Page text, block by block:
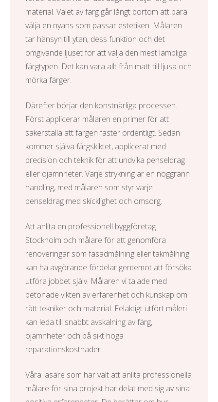
material. Valet av färg går långt bortom att bara
välja en nyans som passar estetiken. Målaren
tar hänsyn till ytan, dess funktion och det
omgivande ljuset för att välja den mest lämpliga
färgtypen. Det kan vara allt från matt till ljusa och
mörka färger.
Därefter börjar den konstnärliga processen.
Först applicerar målaren en primer för att
säkerställa att färgen fäster ordentligt. Sedan
kommer själva färgskiktet, applicerat med
precision och teknik för att undvika penseldrag
eller ojämnheter. Varje strykning är en noggrann
handling, med målaren som styr varje
penseldrag med skicklighet och omsorg.
Att anlita en professionell byggföretag
Stockholm och målare för att genomföra
renoveringar som fasadmålning eller takmålning
kan ha avgörande fördelar gentemot att försöka
utföra jobbet själv. Målaren vi talade med
betonade vikten av erfarenhet och kunskap om
rätt tekniker och material. Felaktigt utfört måleri
kan leda till snabbt avskalning av färg,
ojämnheter och på sikt höga
reparationskostnader.
Våra läsare som har valt att anlita professionella
målare för sina projekt har delat med sig av sina